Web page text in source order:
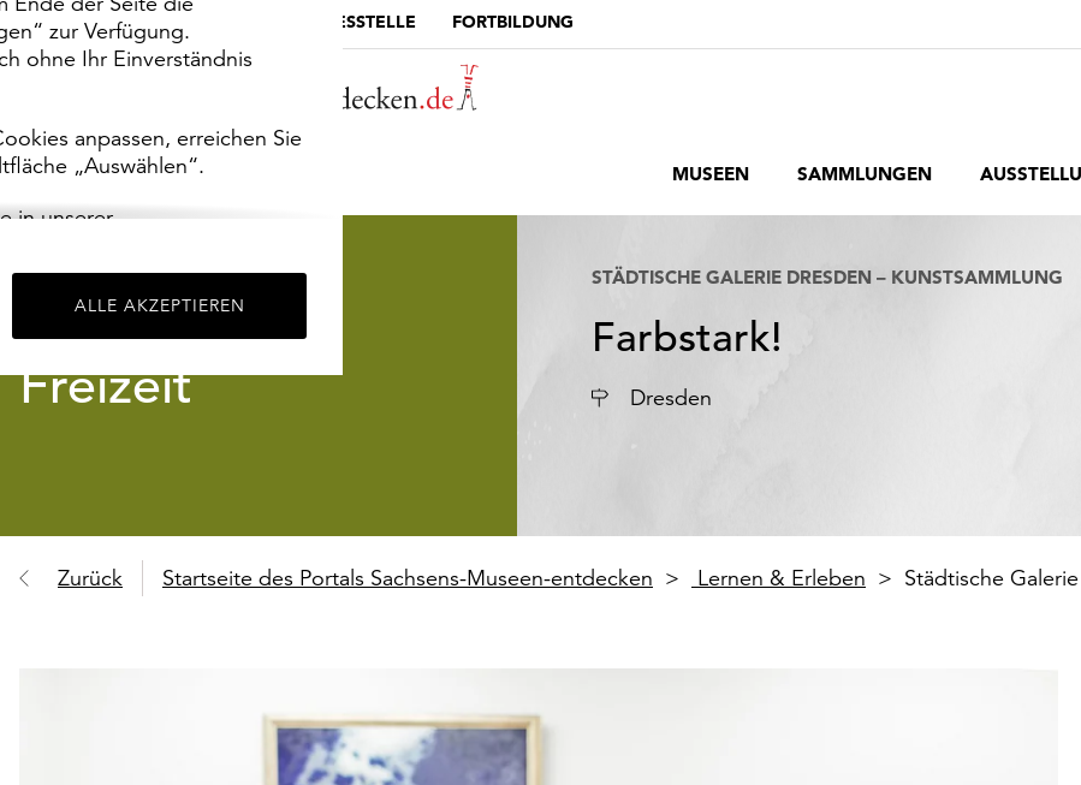
zur Verfügung.
ohne Ihr Einverständnis
anpassen, erreichen Sie
„Auswählen“.
in unserer
ALLE AKZEPTIEREN
MUSEUMSPORTAL DIE LANDESSTELLE FORTBILDUNG
MUSEEN SAMMLUNGEN
Freizeit
STÄDTISCHE GALERIE DRESDEN – KUNSTSAMMLUNG
Farbstark!
Ort Dresden
Zurück Startseite des Portals Sachsens-Museen-entdecken Lernen & Erleben Städtische